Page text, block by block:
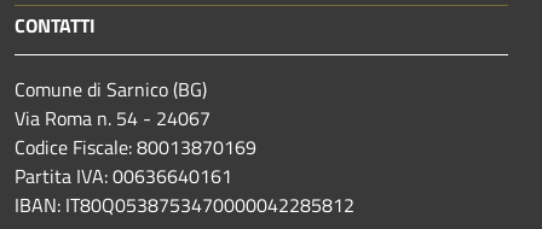
CONTATTI
Comune di Sarnico (BG)
Via Roma n. 54 - 24067
Codice Fiscale: 80013870169
Partita IVA: 00636640161
IBAN: IT80Q0538753470000042285812